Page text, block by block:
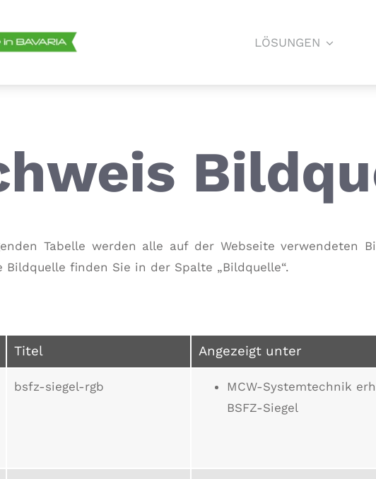
LÖSUNGEN
Tabelle werden alle auf der Webseite verwendeten
Bildquelle finden Sie in der Spalte „Bildquelle“.
Titel Angezeigt unter
bsfz-siegel-rgb
MCW-Systemtechnik
BSFZ-Siegel